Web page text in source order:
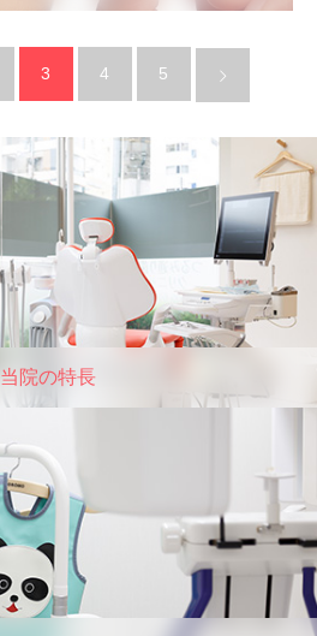
3 4 5
当院の特⻑